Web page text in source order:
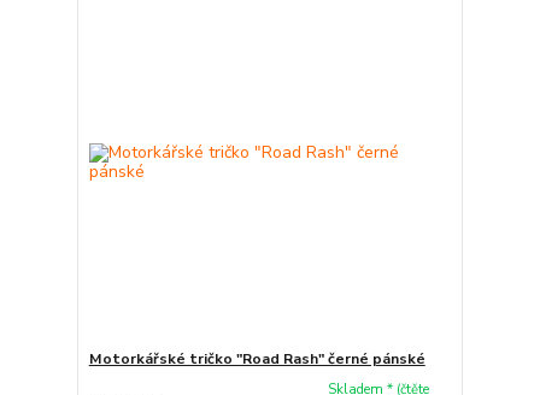
Motorkářské tričko "Road Rash" černé pánské
Skladem * (čtěte